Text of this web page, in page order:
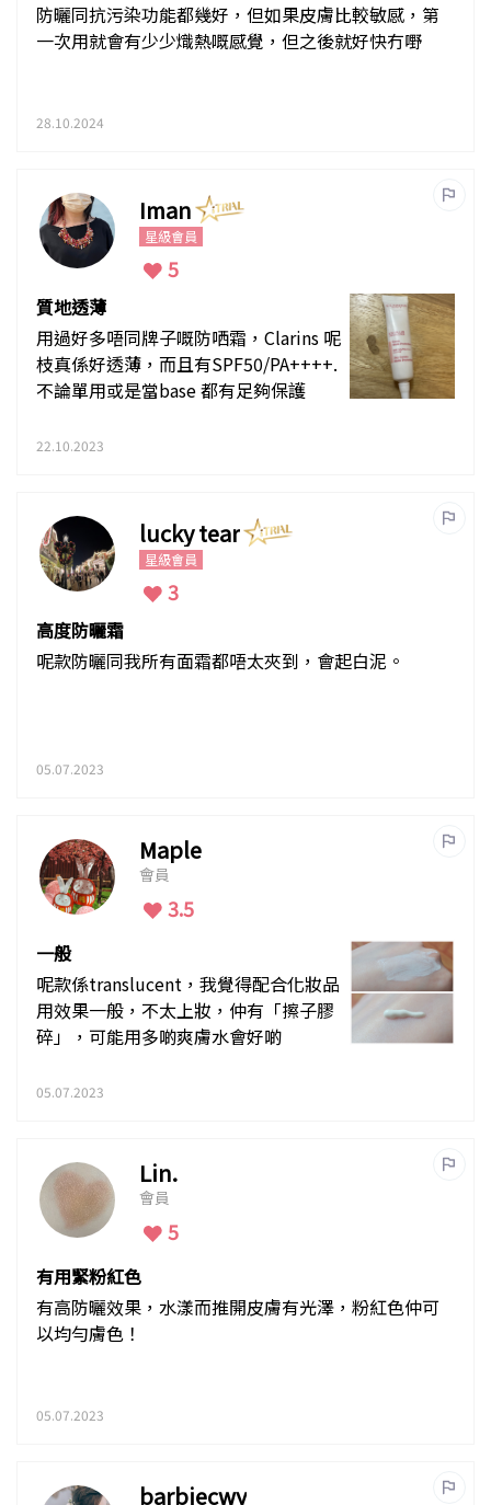
防曬同抗污染功能都幾好，但如果皮膚比較敏感，第
一次用就會有少少熾熱嘅感覺，但之後就好快冇嘢
28.10.2024
Iman
星級會員
5
質地透薄
用過好多唔同牌子嘅防哂霜，Clarins 呢
枝真係好透薄，而且有SPF50/PA++++.
不論單用或是當base 都有足夠保護
22.10.2023
lucky tear
星級會員
3
高度防曬霜
呢款防曬同我所有面霜都唔太夾到，會起白泥。
05.07.2023
Maple
會員
3.5
一般
呢款係translucent，我覺得配合化妝品
用效果一般，不太上妝，仲有「擦子膠
碎」，可能用多啲爽膚水會好啲
05.07.2023
Lin.
會員
5
有用緊粉紅色
有高防曬效果，水漾而推開皮膚有光澤，粉紅色仲可
以均勻膚色！
05.07.2023
barbiecwy